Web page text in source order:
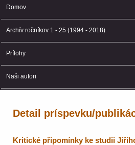
Domov
Archív ročníkov 1 - 25 (1994 - 2018)
Prílohy
Naši autori
Detail príspevku/
Kritické připomínky ke studii